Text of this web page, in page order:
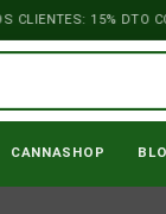
15% DTO
CANNASHOP